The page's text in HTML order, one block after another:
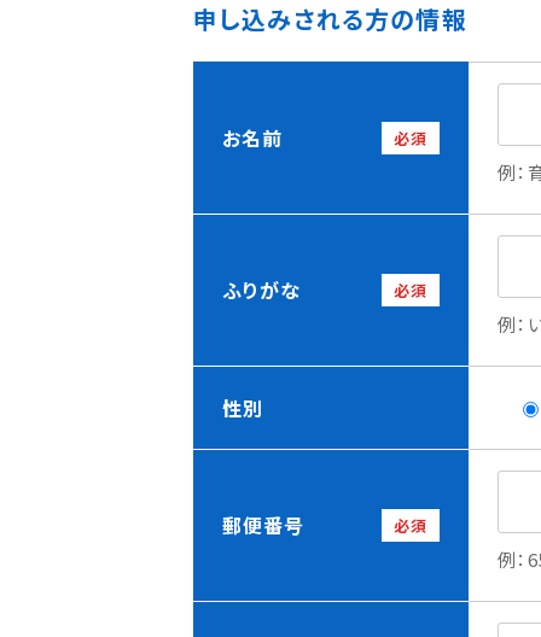
資格について
内定者VOICE
インターンシッ
活躍する卒業生
申し込みされる方の情報
お名前 必須
例
ふりがな 必須
例：
性別
郵便番号 必須
例：